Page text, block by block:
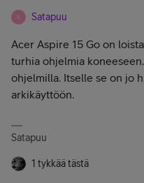
S Satapuu
Acer Aspire 15 Go on
turhia ohjelmia
ohjelmilla. Itselle se on jo
arkikäyttöön.
Satapuu
1 tykkää tästä